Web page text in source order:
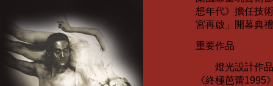
想年代》擔任技
宮再啟」開幕典
重要作品
燈光設計作品
《終極芭蕾1995